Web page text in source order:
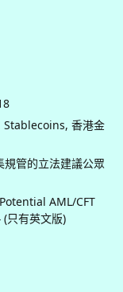
香港金
管的立法建議公眾
AML/CFT
只有英文版)